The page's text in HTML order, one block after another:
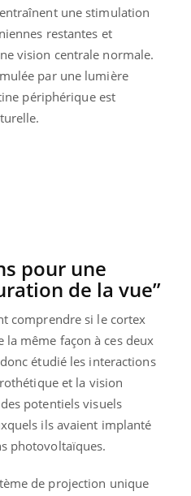
une stimulation
restantes et
vision centrale normale.
par une lumière
périphérique est
pour une
de la vue”
comprendre si le cortex
même façon à ces deux
étudié les interactions
et la vision
potentiels visuels
ils avaient implanté
photovoltaïques.
de projection unique